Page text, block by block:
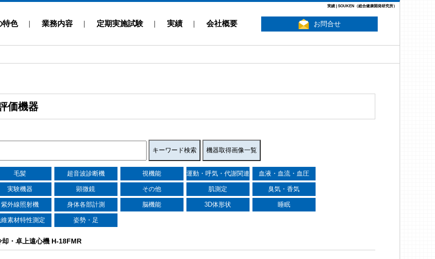
実績 | SOUKEN（総合健康開発研究所）
特色 業務内容 定期実施試験 実績 会社概要 お問合せ
価機器
毛髪 超音波診断機 視機能 運動・呼気・代謝関連 血液・血流・血圧
実験機器 顕微鏡 その他 肌測定 臭気・香気
紫外線照射機 身体各部計測 脳機能 3D体形状 睡眠
素材特性測定 姿勢・足
却・卓上遠心機 H-18FMR